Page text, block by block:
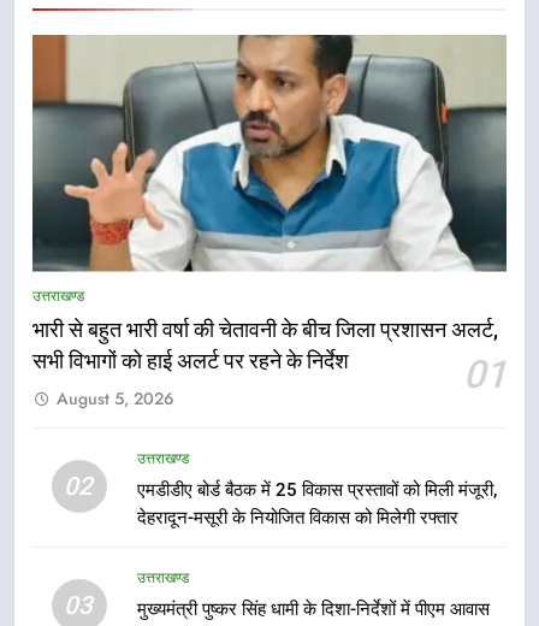
उत्तराखण्ड
भारी से बहुत भारी वर्षा की चेतावनी के बीच जिला प्रशासन अलर्ट,
सभी विभागों को हाई अलर्ट पर रहने के निर्देश
01
August 5, 2026
02
उत्तराखण्ड
एमडीडीए बोर्ड बैठक में 25 विकास प्रस्तावों को मिली मंजूरी,
देहरादून-मसूरी के नियोजित विकास को मिलेगी रफ्तार
03
उत्तराखण्ड
मुख्यमंत्री पुष्कर सिंह धामी के दिशा-निर्देशों में पीएम आवास
5
भारी बारिश का अलर्ट! 6 अगस्त को
देहरादून में स्कूल बंद
6
मुख्यमंत्री धामी की सुरक्षा प्राथमिकता:
7
का शुभारंभ
उत्तराखण्ड